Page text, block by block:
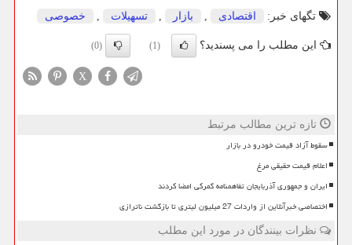
تگهای خبر:
اقتصادی , بازار , تسهیلات , خصوصی
این مطلب را می پسندید؟ (1)
(0)
X
تازه ترین مطالب مرتبط
سقوط آزاد قیمت خودرو در بازار
اعلام قیمت حقیقی مرغ
ایران و جمهوری آذربایجان تفاهمنامه گمرکی امضا کردند
اختصاصی خبرآنلاین از واردات 27 میلیون لیتری تا بازگشت ناترازی
نظرات بینندگان در مورد این مطلب